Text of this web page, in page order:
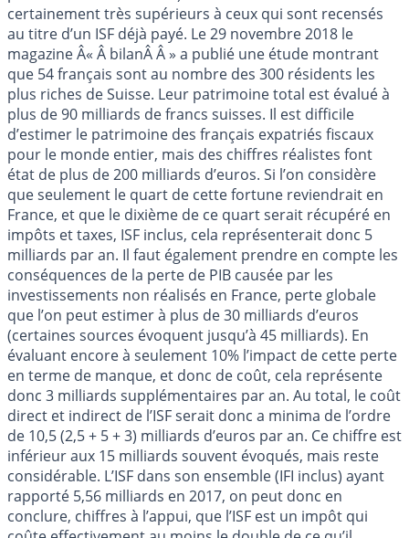
certainement très supérieurs à ceux qui sont recensés
au titre d’un ISF déjà payé. Le 29 novembre 2018 le
magazine Â« Â bilanÂ Â » a publié une étude montrant
que 54 français sont au nombre des 300 résidents les
plus riches de Suisse. Leur patrimoine total est évalué à
plus de 90 milliards de francs suisses. Il est difficile
d’estimer le patrimoine des français expatriés fiscaux
pour le monde entier, mais des chiffres réalistes font
état de plus de 200 milliards d’euros. Si l’on considère
que seulement le quart de cette fortune reviendrait en
France, et que le dixième de ce quart serait récupéré en
impôts et taxes, ISF inclus, cela représenterait donc 5
milliards par an. Il faut également prendre en compte les
conséquences de la perte de PIB causée par les
investissements non réalisés en France, perte globale
que l’on peut estimer à plus de 30 milliards d’euros
(certaines sources évoquent jusqu’à 45 milliards). En
évaluant encore à seulement 10% l’impact de cette perte
en terme de manque, et donc de coût, cela représente
donc 3 milliards supplémentaires par an. Au total, le coût
direct et indirect de l’ISF serait donc a minima de l’ordre
de 10,5 (2,5 + 5 + 3) milliards d’euros par an. Ce chiffre est
inférieur aux 15 milliards souvent évoqués, mais reste
considérable. L’ISF dans son ensemble (IFI inclus) ayant
rapporté 5,56 milliards en 2017, on peut donc en
conclure, chiffres à l’appui, que l’ISF est un impôt qui